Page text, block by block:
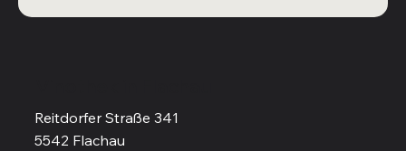
Reitdorfer Straße 341
5542 Flachau